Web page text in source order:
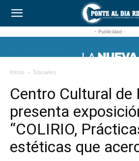
- Publicidad -
Inicio Sociales
Centro Cultural de
presenta
“COLIRIO,
estéticas que